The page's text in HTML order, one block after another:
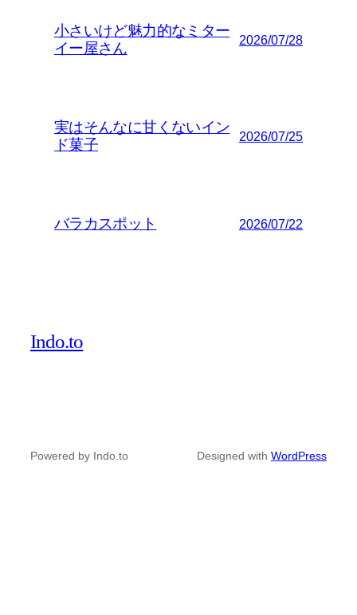
小さいけど魅力的なミター
イー屋さん
2026/07/28
実はそんなに甘くないイン
ド菓子
2026/07/25
バラカスポット 2026/07/22
Indo.to
Powered by Indo.to Designed with WordPress